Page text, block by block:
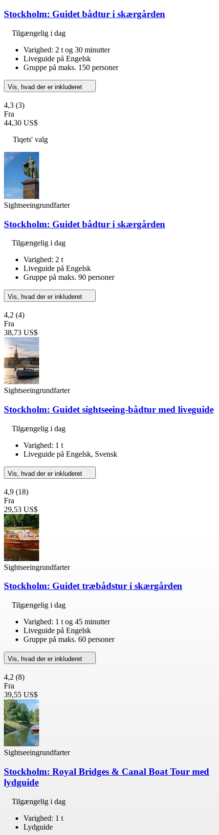
Stockholm: Guidet bådtur i skærgården
Tilgængelig i dag
Varighed: 2 t og 30 minutter
Liveguide på Engelsk
Gruppe på maks. 150 personer
Vis, hvad der er inkluderet
4,3 (3)
Fra
44,30 US$
Tiqets' valg
Sightseeingrundfarter
Stockholm: Guidet bådtur i skærgården
Tilgængelig i dag
Varighed: 2 t
Liveguide på Engelsk
Gruppe på maks. 90 personer
Vis, hvad der er inkluderet
4,2 (4)
Fra
38,73 US$
Sightseeingrundfarter
Stockholm: Guidet sightseeing-bådtur med liveguide
Tilgængelig i dag
Varighed: 1 t
Liveguide på Engelsk, Svensk
Vis, hvad der er inkluderet
4,9 (18)
Fra
29,53 US$
Sightseeingrundfarter
Stockholm: Guidet træbådstur i skærgården
Tilgængelig i dag
Varighed: 1 t og 45 minutter
Liveguide på Engelsk
Gruppe på maks. 60 personer
Vis, hvad der er inkluderet
4,2 (8)
Fra
39,55 US$
Sightseeingrundfarter
Stockholm: Royal Bridges & Canal Boat Tour med
lydguide
Tilgængelig i dag
Varighed: 1 t
Lydguide